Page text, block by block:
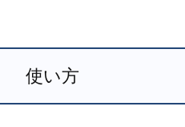
使い方